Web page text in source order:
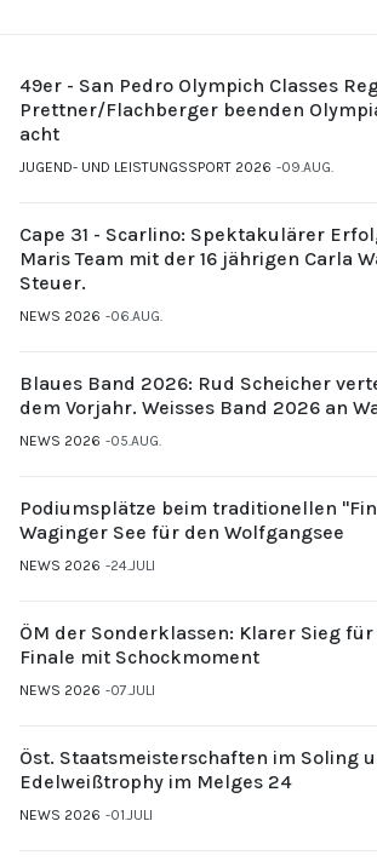
49er - San Pedro Olympich Classes
Prettner/Flachberger beenden
acht
JUGEND- UND LEISTUNGSSPORT 2026 09.AUG.
Cape 31 - Scarlino: Spektakulärer
Maris Team mit der 16 jährigen Carla
Steuer.
NEWS 2026 06.AUG.
Blaues Band 2026: Rud Scheicher
dem Vorjahr. Weisses Band 2026 an
NEWS 2026 05.AUG.
Podiumsplätze beim traditionellen
Waginger See für den Wolfgangsee
NEWS 2026 24.JULI
ÖM der Sonderklassen: Klarer Sieg für
Finale mit Schockmoment
NEWS 2026 07.JULI
Öst. Staatsmeisterschaften im Soling
Edelweißtrophy im Melges 24
NEWS 2026 01.JULI